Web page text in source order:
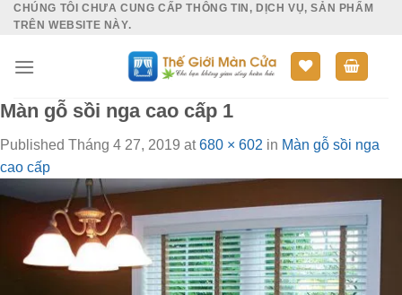
SkipCHÚNG TÔI CHƯA CUNG CẤP THÔNG TIN, DỊCH VỤ, SẢN PHẨM
TRÊN WEBSITE NÀY.
Màn gỗ sồi nga cao cấp 1
Published Tháng 4 27, 2019 at680 × 602 in Màn gỗ sồi nga
cao cấp